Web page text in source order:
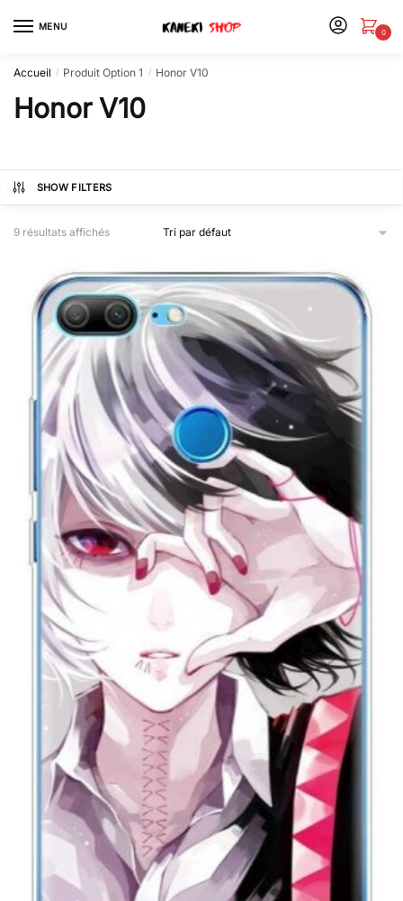
MENU
0
Accueil / Produit Option 1 / Honor V10
Honor V10
SHOW FILTERS
9 résultats affichés